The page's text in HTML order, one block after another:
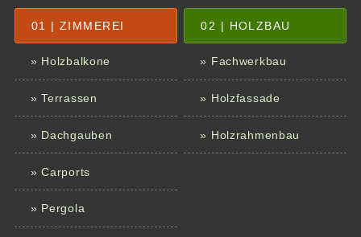
01 | ZIMMEREI
» Holzbalkone
» Terrassen
» Dachgauben
» Carports
» Pergola
02 | HOLZBAU
» Fachwerkbau
» Holzfassade
» Holzrahmenbau